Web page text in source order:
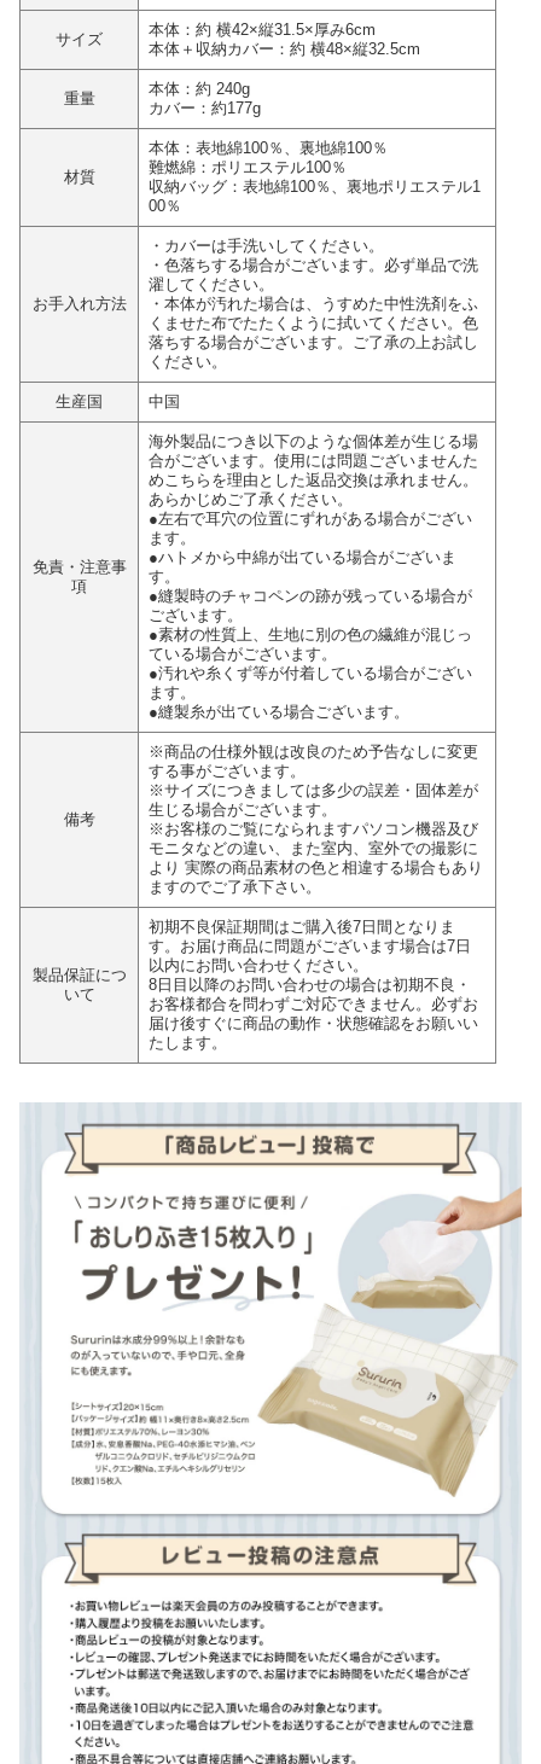
サイズ
本体：約 横42×縦31.5×厚み6cm
本体＋収納カバー：約 横48×縦32.5cm
重量
本体：約 240g
カバー：約177g
材質
本体：表地綿100％、裏地綿100％
難燃綿：ポリエステル100％
収納バッグ：表地綿100％、裏地ポリエステル1
00％
お手入れ方法
・カバーは手洗いしてください。
・色落ちする場合がございます。必ず単品で洗
濯してください。
・本体が汚れた場合は、うすめた中性洗剤をふ
くませた布でたたくように拭いてください。色
落ちする場合がございます。ご了承の上お試し
ください。
生産国 中国
免責・注意事
項
海外製品につき以下のような個体差が生じる場
合がございます。使用には問題ございませんた
めこちらを理由とした返品交換は承れません。
あらかじめご了承ください。
●左右で耳穴の位置にずれがある場合がござい
ます。
●ハトメから中綿が出ている場合がございま
す。
●縫製時のチャコペンの跡が残っている場合が
ございます。
●素材の性質上、生地に別の色の繊維が混じっ
ている場合がございます。
●汚れや糸くず等が付着している場合がござい
ます。
●縫製糸が出ている場合ございます。
備考
※商品の仕様外観は改良のため予告なしに変更
する事がございます。
※サイズにつきましては多少の誤差・固体差が
生じる場合がございます。
※お客様のご覧になられますパソコン機器及び
モニタなどの違い、また室内、室外での撮影に
より 実際の商品素材の色と相違する場合もあり
ますのでご了承下さい。
製品保証につ
いて
初期不良保証期間はご購入後7日間となりま
す。お届け商品に問題がございます場合は7日
以内にお問い合わせください。
8日目以降のお問い合わせの場合は初期不良・
お客様都合を問わずご対応できません。必ずお
届け後すぐに商品の動作・状態確認をお願いい
たします。